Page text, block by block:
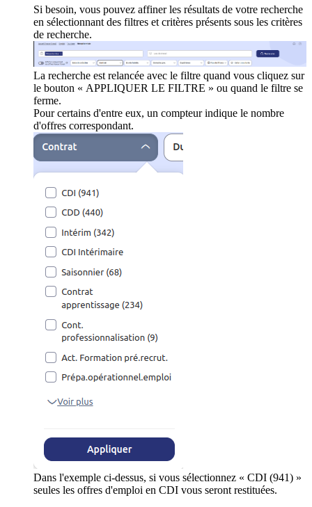
Si besoin, vous pouvez affiner les résultats de votre recherche
en sélectionnant des filtres et critères présents sous les critères
de recherche.
La recherche est relancée avec le filtre quand vous cliquez sur
le bouton « APPLIQUER LE FILTRE » ou quand le filtre se
ferme.
Pour certains d'entre eux, un compteur indique le nombre
d'offres correspondant.
Dans l'exemple ci-dessus, si vous sélectionnez « CDI (941) »
seules les offres d'emploi en CDI vous seront restituées.